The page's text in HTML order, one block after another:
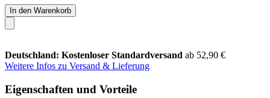
In den Warenkorb
Deutschland: Kostenloser Standardversand ab 52,90 €
Weitere Infos zu Versand & Lieferung
Eigenschaften und Vorteile